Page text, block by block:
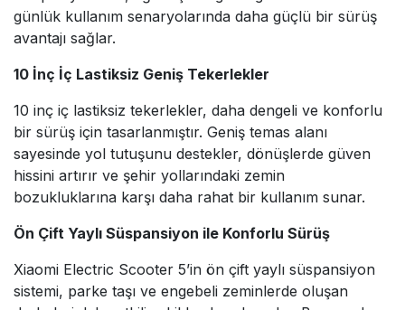
günlük kullanım senaryolarında daha güçlü bir sürüş
avantajı sağlar.
10 İnç İç Lastiksiz Geniş Tekerlekler
10 inç iç lastiksiz tekerlekler, daha dengeli ve konforlu
bir sürüş için tasarlanmıştır. Geniş temas alanı
sayesinde yol tutuşunu destekler, dönüşlerde güven
hissini artırır ve şehir yollarındaki zemin
bozukluklarına karşı daha rahat bir kullanım sunar.
Ön Çift Yaylı Süspansiyon ile Konforlu Sürüş
Xiaomi Electric Scooter 5’in ön çift yaylı süspansiyon
sistemi, parke taşı ve engebeli zeminlerde oluşan